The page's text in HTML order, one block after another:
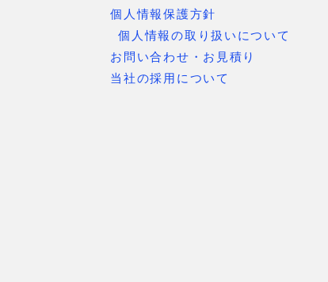
個人情報保護方針
個人情報の取り扱いについて
お問い合わせ・お見積り
当社の採用について